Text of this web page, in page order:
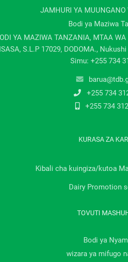
JAMHURI YA
Bodi ya Maziwa
YA MAZIWA TANZANIA, MTAA
S.L.P 17029, DODOMA.,
Simu: +255 734
+255 734
+255 734
KURASA ZA
Kibali cha kuingiza/kutoa
Dairy Promotion
TOVUTI
Bodi ya
wizara ya mifugo